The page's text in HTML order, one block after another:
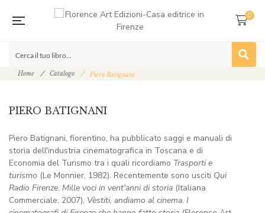
0
Home Catalogo Piero Batignani
PIERO BATIGNANI
Piero Batignani, fiorentino, ha pubblicato saggi e manuali di
storia dell'industria cinematografica in Toscana e di
Economia del Turismo tra i quali ricordiamo Trasporti e
turismo (Le Monnier, 1982). Recentemente sono usciti Qui
Radio Firenze. Mille voci in vent'anni di storia (Italiana
Commerciale, 2007), Vèstiti, andiamo al cinema. I